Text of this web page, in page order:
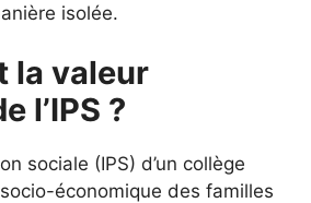
isolée.
la valeur
l’IPS ?
sociale (IPS) d’un collège
économique des familles